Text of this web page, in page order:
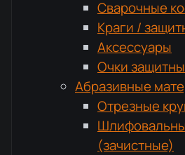
Сварочные
Краги /
Аксессуары
Очки
Абразивные
Отрезные
(зачистные)